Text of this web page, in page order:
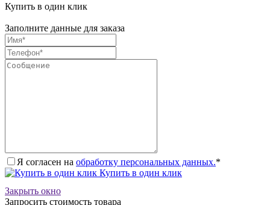
Купить в один клик
Заполните данные для заказа
Я согласен на обработку персональных данных.*
Купить в один клик
Закрыть окно
Запросить стоимость товара